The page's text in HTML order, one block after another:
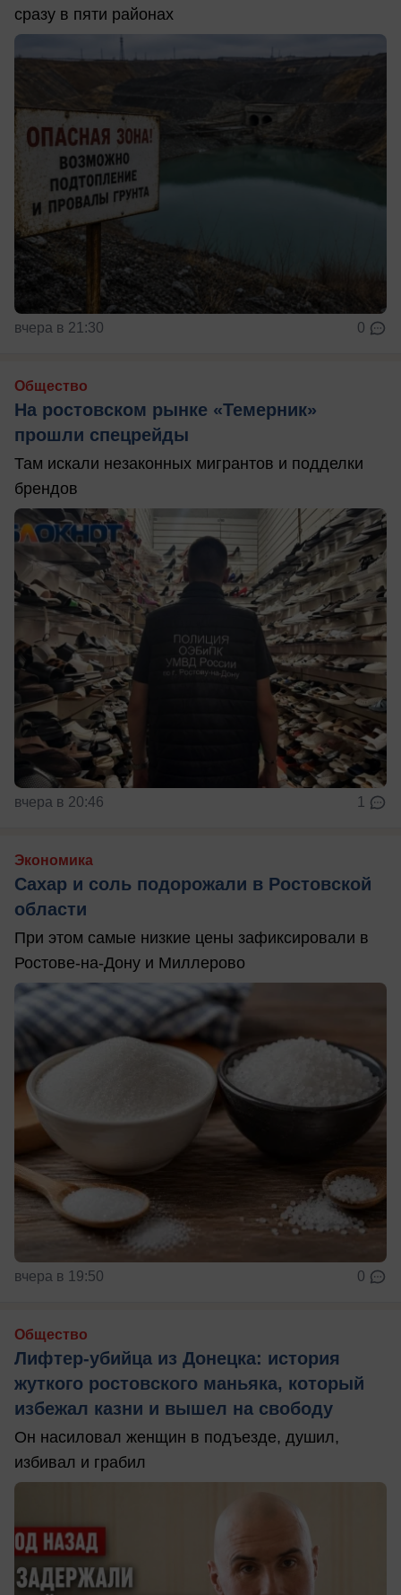
сразу в пяти районах
вчера в 21:30 0
Общество
На ростовском рынке «Темерник»
прошли спецрейды
Там искали незаконных мигрантов и подделки
брендов
вчера в 20:46 1
Экономика
Сахар и соль подорожали в Ростовской
области
При этом самые низкие цены зафиксировали в
Ростове-на-Дону и Миллерово
вчера в 19:50 0
Общество
Лифтер-убийца из Донецка: история
жуткого ростовского маньяка, который
избежал казни и вышел на свободу
Он насиловал женщин в подъезде, душил,
избивал и грабил